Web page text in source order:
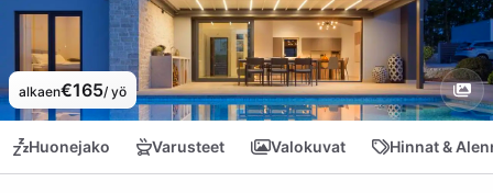
alkaen€165/ yö
Huonejako Varusteet Valokuvat Hinnat &